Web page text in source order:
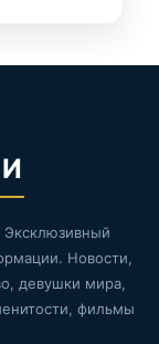
Эксклюзивный
Новости,
девушки мира,
фильмы